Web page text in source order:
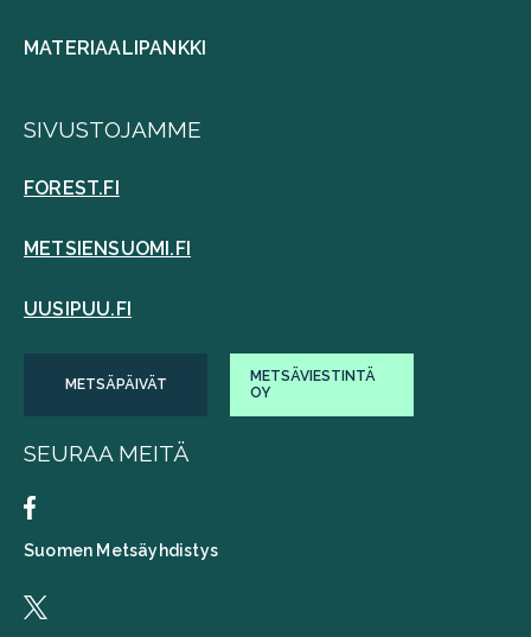
MATERIAALIPANKKI
SIVUSTOJAMME
FOREST.FI
METSIENSUOMI.FI
UUSIPUU.FI
METSÄPÄIVÄT
METSÄVIESTINTÄ
OY
SEURAA MEITÄ
Suomen Metsäyhdistys